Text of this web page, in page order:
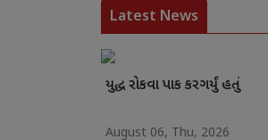
Latest News
યુદ્ધ રોકવા પાક કરગર્યું હતું
August 06, Thu, 2026